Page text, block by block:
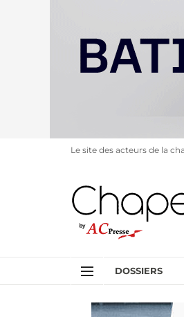
Le site des acteurs de la
DOSSIERS